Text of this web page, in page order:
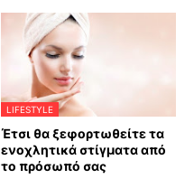
LIFESTYLE
Έτσι θα ξεφορτωθείτε τα
ενοχλητικά στίγματα από
το πρόσωπό σας